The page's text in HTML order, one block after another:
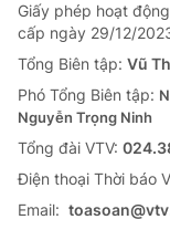
Giấy phép hoạt
cấp ngày 29/12/
Tổng Biên tập: Vũ
Phó Tổng Biên tập:
Nguyễn Trọng Ninh
Tổng đài VTV:
Ðiện thoại Thời báo
Email: